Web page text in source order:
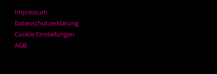
Impressum
Datenschutzerklärung
Cookie Einstellungen
AGB